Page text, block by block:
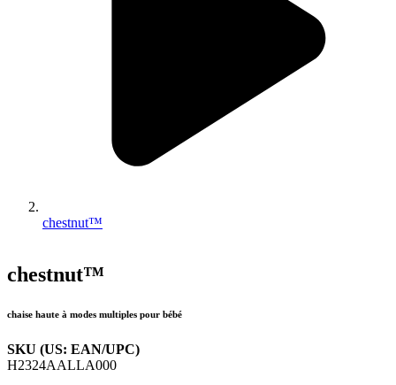
chestnut™
chestnut™
chaise haute à modes multiples pour bébé
SKU (US: EAN/UPC)
H2324AALLA000